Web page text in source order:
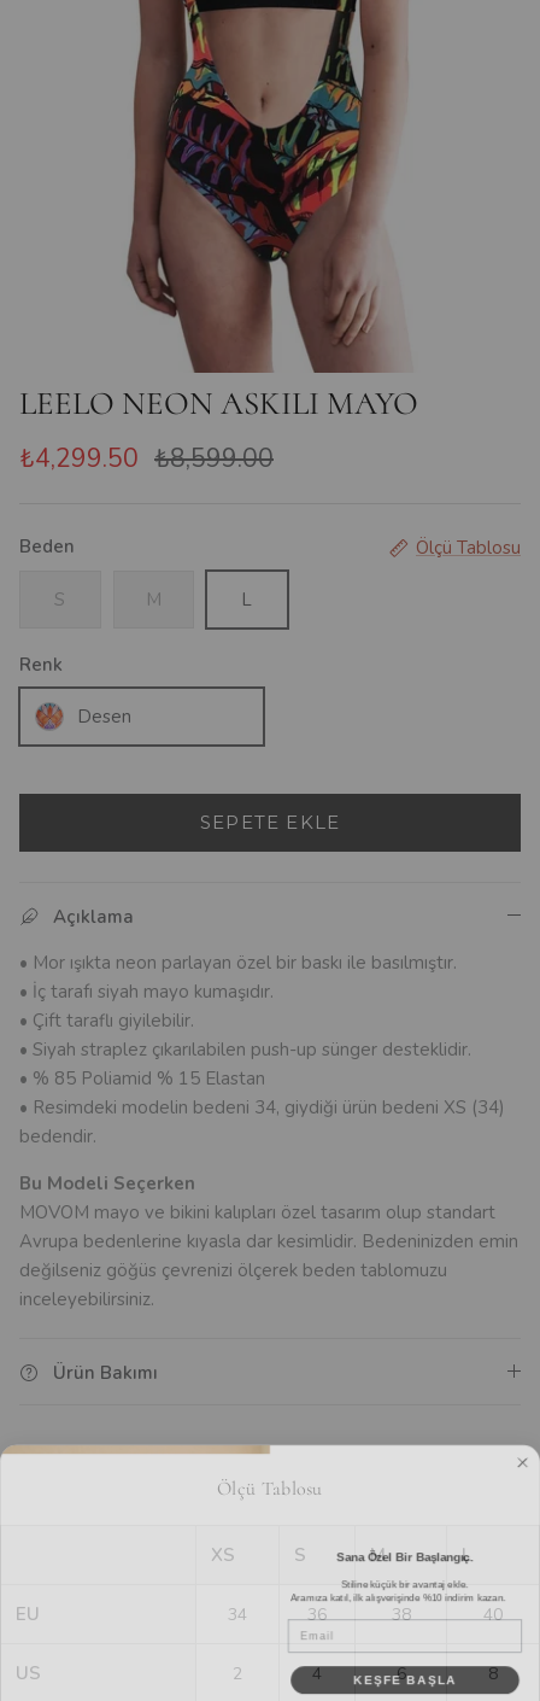
LEELO NEON ASKILI MAYO
₺4,299.50 ₺8,599.00
Beden Ölçü Tablosu
S M L
Renk
Desen
SEPETE EKLE
Açıklama
• Mor ışıkta neon parlayan özel bir baskı ile basılmıştır.
• İç tarafı siyah mayo kumaşıdır.
• Çift taraflı giyilebilir.
• Siyah straplez çıkarılabilen push-up sünger desteklidir.
• % 85 Poliamid % 15 Elastan
• Resimdeki modelin bedeni 34, giydiği ürün bedeni XS (34)
bedendir.
Bu Modeli Seçerken
MOVOM mayo ve bikini kalıpları özel tasarım olup standart
Avrupa bedenlerine kıyasla dar kesimlidir. Bedeninizden emin
değilseniz göğüs çevrenizi ölçerek beden tablomuzu
inceleyebilirsiniz.
Ürün Bakımı
Ölçü Tablosu
XS S M L
EU 34 36 38 40
US 2 4 6 8
Sana Özel Bir Başlangıç.
Aramıza katıl, ilk alışverişinde %10 indirim kazan.
Email
KEŞFE BAŞLA